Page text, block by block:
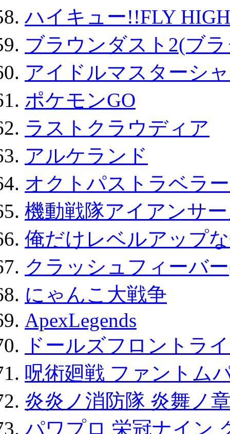
ハイキュー!!FLY HIGH
ブラウンダスト2(ブ
アイドルマスターシ
ポケモンGO
ラストクラウディア
アルケランド
オクトパストラベラ
機動戦隊アイアンサ
俺だけレベルアップ
クラッシュフィーバ
にゃんこ大戦争
ApexLegends
ドールズフロントラ
呪術廻戦 ファントム
炎炎ノ消防隊 炎舞ノ
パワプロ 栄冠ナイン